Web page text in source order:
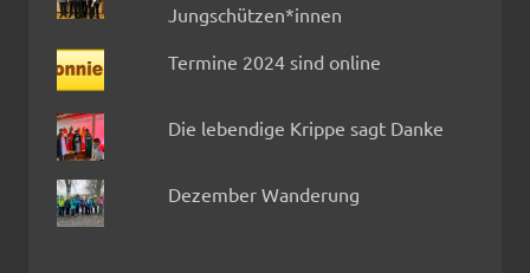
Jungschützen*innen
Termine 2024 sind online
Die lebendige Krippe sagt Danke
Dezember Wanderung